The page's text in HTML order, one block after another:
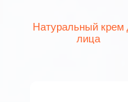
Натуральный крем
лица